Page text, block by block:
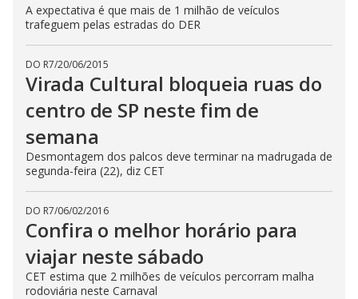
A expectativa é que mais de 1 milhão de veículos
trafeguem pelas estradas do DER
DO R7/20/06/2015
Virada Cultural bloqueia ruas do
centro de SP neste fim de
semana
Desmontagem dos palcos deve terminar na madrugada de
segunda-feira (22), diz CET
DO R7/06/02/2016
Confira o melhor horário para
viajar neste sábado
CET estima que 2 milhões de veículos percorram malha
rodoviária neste Carnaval